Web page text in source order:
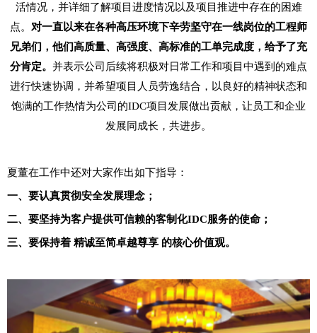
活情况，并详细了解项目进度情况以及项目推进中存在的困难
点。 对一直以来在各种高压环境下辛劳坚守在一线岗位的工程师
兄弟们，他们高质量、高强度、高标准的工单完成度，给予了充
分肯定。 并表示公司后续将积极对日常工作和项目中遇到的难点
进行快速协调，并希望项目人员劳逸结合，以良好的精神状态和
饱满的工作热情为公司的IDC项目发展做出贡献，让员工和企业
发展同成长，共进步。
夏董在工作中还对大家作出如下指导：
一、要认真贯彻安全发展理念；
二、要坚持为客户提供可信赖的客制化IDC服务的使命；
三、要保持着 精诚至简卓越尊享 的核心价值观。